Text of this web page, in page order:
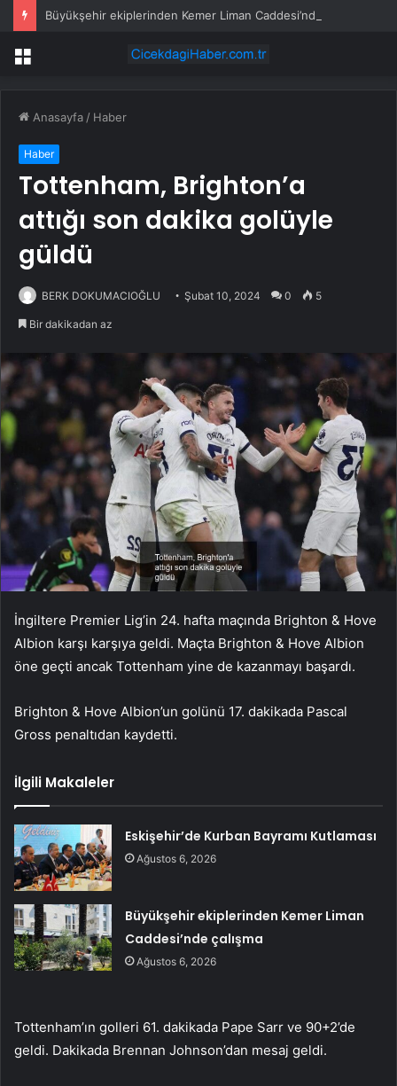
Büyükşehir ekiplerinden Kemer Liman Caddesi’nde çalışma
Menü
Anasayfa / Haber
Haber
Tottenham, Brighton’a
attığı son dakika golüyle
güldü
BERK DOKUMACIOĞLU Şubat 10, 2024 0 5
Bir dakikadan az
İngiltere Premier Lig’in 24. hafta maçında Brighton & Hove
Albion karşı karşıya geldi. Maçta Brighton & Hove Albion
öne geçti ancak Tottenham yine de kazanmayı başardı.
Brighton & Hove Albion’un golünü 17. dakikada Pascal
Gross penaltıdan kaydetti.
İlgili Makaleler
Eskişehir’de Kurban Bayramı Kutlaması
Ağustos 6, 2026
Büyükşehir ekiplerinden Kemer Liman
Caddesi’nde çalışma
Ağustos 6, 2026
Tottenham’ın golleri 61. dakikada Pape Sarr ve 90+2’de
geldi. Dakikada Brennan Johnson’dan mesaj geldi.